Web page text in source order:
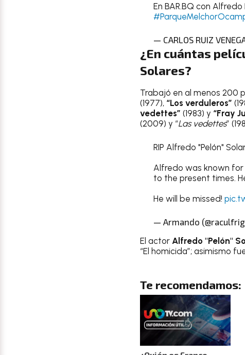
En BAR.BQ con Alfredo
— CARLOS RUIZ
¿En cuántas
Solares?
Trabajó en al menos 200
(1977), “Los verduleros”
vedettes” (1983) y “Fray
(2009) y “Las vedettes”
RIP Alfredo "Pelón"
Alfredo was known for
to the present times.
He will be missed!
— Armando
El actor Alfredo "Pelón"
“El homicida”; asimismo
Te recomendamos: